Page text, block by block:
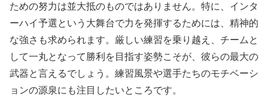
ための努力は並大抵のものではありません。特に、インタ
ーハイ予選という大舞台で力を発揮するためには、精神的
な強さも求められます。厳しい練習を乗り越え、チームと
して一丸となって勝利を目指す姿勢こそが、彼らの最大の
武器と言えるでしょう。練習風景や選手たちのモチベーシ
ョンの源泉にも注目したいところです。